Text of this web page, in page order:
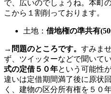
で、広いのでしょうね。本町
こから１割削っております。
土地： 借地権の準共有
→ 問題のところです。 すみま
ず、ツイッターなどで聞いて
式の定借５０年という可能性
違いは定借期間満了後に原状
く、建物の区分所有権を５０